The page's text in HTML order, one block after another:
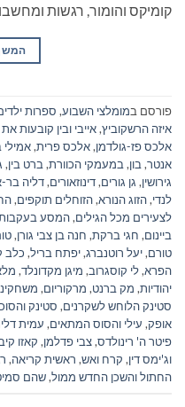
קומיקס והומור, רגשות
פורסם במומלצי השבוע, ספרות
איזה הרשקוביץ,אייבי ובין קובעות
אלכס פז-גולדמן,אלכס פרית,אמילי
אנטר, בון, במעמקי הכוורת, ברט בין,
גירושין, גן גורים,דינוזאורים,דליה
לנדי,הזוג הנורא,הזוחלים תוקפים,
לצעירים מכל הגילים,המסע בעקבות
ביינום, חגי ברקת, חנה בן צבי גורן,
טורם,יעל רוטנברג,יפתח בריל, כלב
הפרא,לי קוסגרוב, מיגן מקדונלד,
יהודיות, מק ברנט, מרקוריום,
סטינק הלוחש לשקרנים, סטינק
אופק, עילי והסוס המתאים, עמית
פיטר ה' רינולדס,צבי פדלמן, קאזו
וג'ימס דין, קרח ואש, ראשית קריאה,
החתול והשכן החדש ממול,שהם